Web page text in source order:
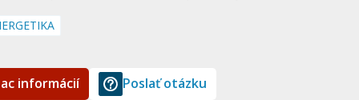
informácií Poslať otázku